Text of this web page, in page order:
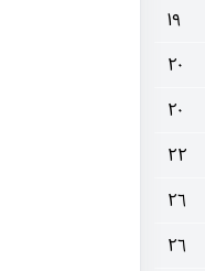
١٩
٢٠
٢٠
٢٢
٢٦
٢٦